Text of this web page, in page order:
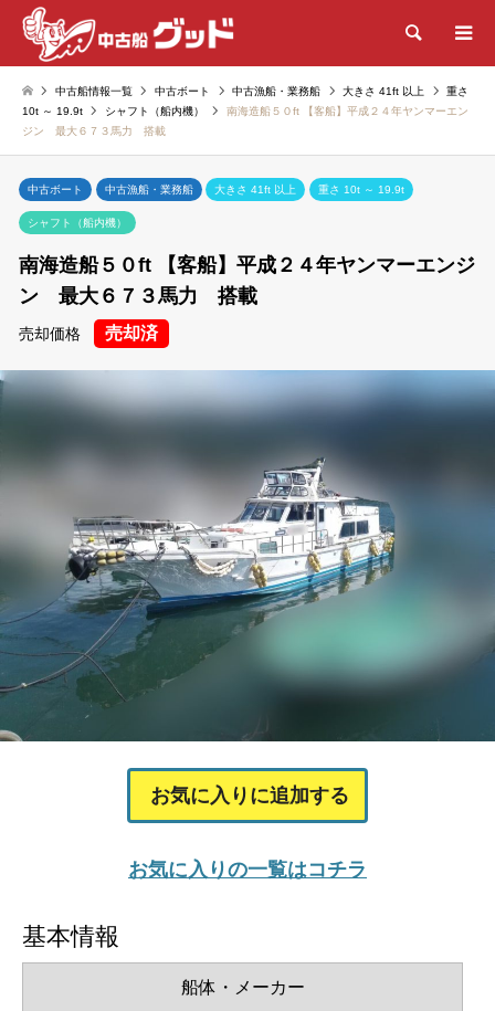
検索
中古船情報一覧 中古ボート 中古漁船・業務船 大きさ 41ft 以上
重さ
10t ～ 19.9t
シャフト（船内機）
南海造船５０ft 【客船】平成２４年ヤンマーエン
ジン 最大６７３馬力 搭載
中古ボート 中古漁船・業務船 大きさ 41ft 以上 重さ 10t ～ 19.9t
シャフト（船内機）
南海造船５０ft 【客船】平成２４年ヤンマーエンジ
ン 最大６７３馬力 搭載
売却価格 売却済
お気に入りに追加する
お気に入りの一覧はコチラ
基本情報
船体・メーカー